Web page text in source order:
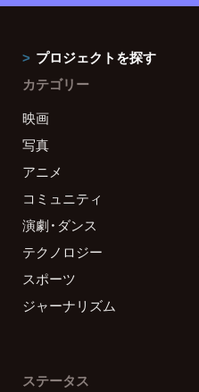
プロジェクトを探す
カテゴリー
映画
写真
アニメ
コミュニティ
演劇・ダンス
テクノロジー
スポーツ
ジャーナリズム
ステータス